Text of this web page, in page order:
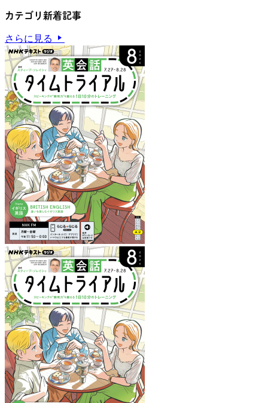
カテゴリ新着記事
さらに見る